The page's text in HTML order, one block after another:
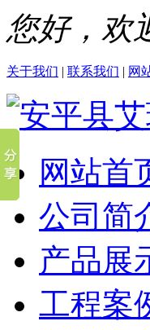
您好，欢
关于我们 | 联系我们 | 网
网站首
公司简
产品展
工程案